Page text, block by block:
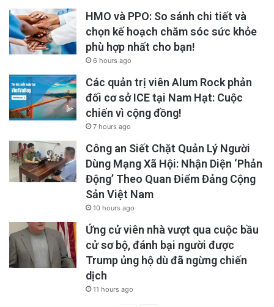
HMO và PPO: So sánh chi tiết và
chọn kế hoạch chăm sóc sức khỏe
phù hợp nhất cho bạn!
6 hours ago
Các quản trị viên Alum Rock phản
đối cơ sở ICE tại Nam Hạt: Cuộc
chiến vì cộng đồng!
7 hours ago
Công an Siết Chặt Quản Lý Người
Dùng Mạng Xã Hội: Nhận Diện ‘Phản
Động’ Theo Quan Điểm Đảng Cộng
Sản Việt Nam
10 hours ago
Ứng cử viên nhà vượt qua cuộc bầu
cử sơ bộ, đánh bại người được
Trump ủng hộ dù đã ngừng chiến
dịch
11 hours ago